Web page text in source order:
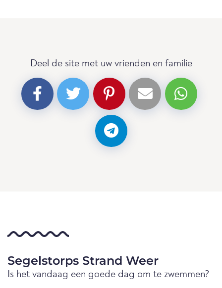
Deel de site met uw vrienden en familie
Segelstorps Strand Weer
Is het vandaag een goede dag om te zwemmen?